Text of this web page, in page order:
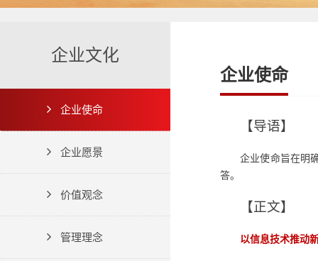
企业文化
企业使命
企业愿景
价值观念
管理理念
企业使命
【导语】
企业使命旨在明
答。
【正文】
以信息技术推动